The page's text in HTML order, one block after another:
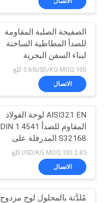
الصفيحة الصلبة المقاومة
للصدأ المطاطية الساخنة
لبناء السفن البحرية
3.65USD/KG MOQ:100 كلغ
الاتصال
AISI321 EN لوحة الفولاذ
المقاوم للصدأ DIN 1.4541
S32168 المدرفلة على
الساخن 10 ملم للغلاية
2.85 USD/KG MOQ:100 كلغ
الاتصال
مُلدَّنة بالمحلول لوح مزدوج